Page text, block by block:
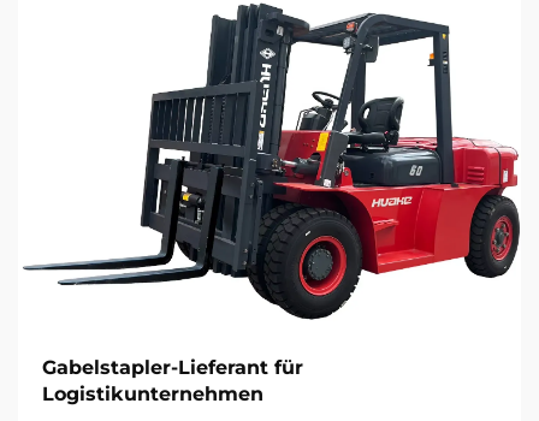
Gabelstapler-Lieferant für
Logistikunternehmen